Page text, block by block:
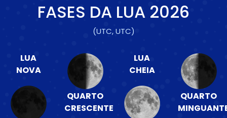
FASES DA LUA 2026
(UTC, UTC)
LUA
NOVA
QUARTO
CRESCENTE
LUA
CHEIA
QUARTO